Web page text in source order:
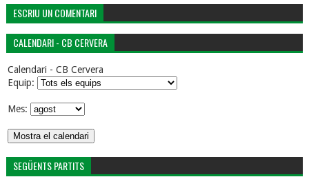
ESCRIU UN COMENTARI
CALENDARI - CB CERVERA
Calendari - CB Cervera
Equip:
Mes:
SEGÜENTS PARTITS